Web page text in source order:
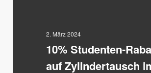
2. März 2024
10% Studenten-
auf Zylindertausch